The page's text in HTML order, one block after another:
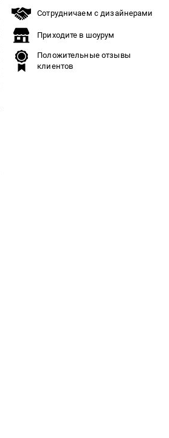
Сотрудничаем с дизайнерами
Приходите в шоурум
Положительные отзывы
клиентов